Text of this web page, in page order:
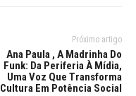
Próximo artigo
Ana Paula , A Madrinha Do
Funk: Da Periferia À Mídia,
Uma Voz Que Transforma
Cultura Em Potência Social